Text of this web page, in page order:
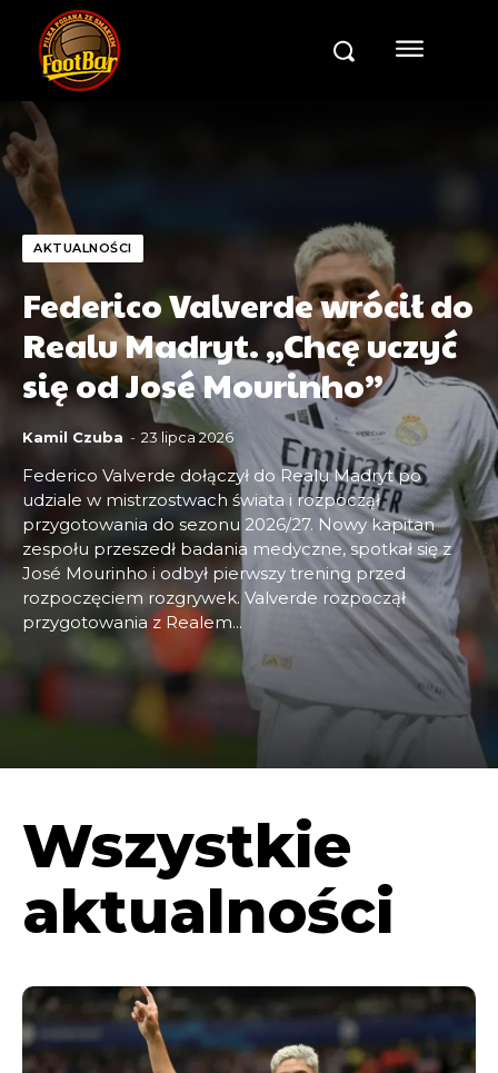
AKTUALNOŚCI
Federico Valverde wrócił do
Realu Madryt. „Chcę uczyć
się od José Mourinho”
Kamil Czuba - 23 lipca 2026
Federico Valverde dołączył do Realu Madryt po
udziale w mistrzostwach świata i rozpoczął
przygotowania do sezonu 2026/27. Nowy kapitan
zespołu przeszedł badania medyczne, spotkał się z
José Mourinho i odbył pierwszy trening przed
rozpoczęciem rozgrywek. Valverde rozpoczął
przygotowania z Realem...
Wszystkie
aktualności